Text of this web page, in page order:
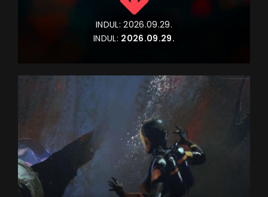
INDUL:2026.09.29.
INDUL: 2026.09.29.